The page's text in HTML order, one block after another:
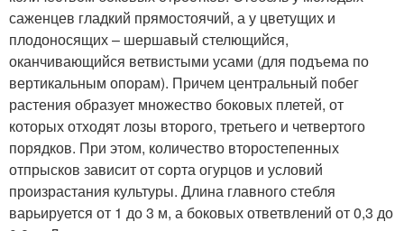
саженцев гладкий прямостоячий, а у цветущих и
плодоносящих – шершавый стелющийся,
оканчивающийся ветвистыми усами (для подъема по
вертикальным опорам). Причем центральный побег
растения образует множество боковых плетей, от
которых отходят лозы второго, третьего и четвертого
порядков. При этом, количество второстепенных
отпрысков зависит от сорта огурцов и условий
произрастания культуры. Длина главного стебля
варьируется от 1 до 3 м, а боковых ответвлений от 0,3 до